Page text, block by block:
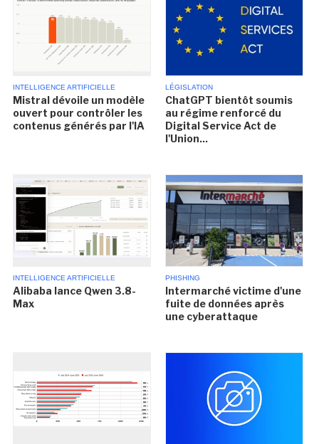
INTELLIGENCE ARTIFICIELLE
Mistral dévoile un modèle
ouvert pour contrôler les
contenus générés par l'IA
LÉGISLATION
ChatGPT bientôt soumis
au régime renforcé du
Digital Service Act de
l'Union...
INTELLIGENCE ARTIFICIELLE
Alibaba lance Qwen 3.8-
Max
PHISHING
Intermarché victime d'une
fuite de données après
une cyberattaque